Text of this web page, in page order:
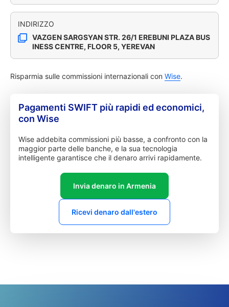
INDIRIZZO
VAZGEN SARGSYAN STR. 26/1 EREBUNI PLAZA BUS
INESS CENTRE, FLOOR 5, YEREVAN
Risparmia sulle commissioni internazionali con Wise.
Pagamenti SWIFT più rapidi ed economici,
con Wise
Wise addebita commissioni più basse, a confronto con la
maggior parte delle banche, e la sua tecnologia
intelligente garantisce che il denaro arrivi rapidamente.
Invia denaro in Armenia
Ricevi denaro dall'estero